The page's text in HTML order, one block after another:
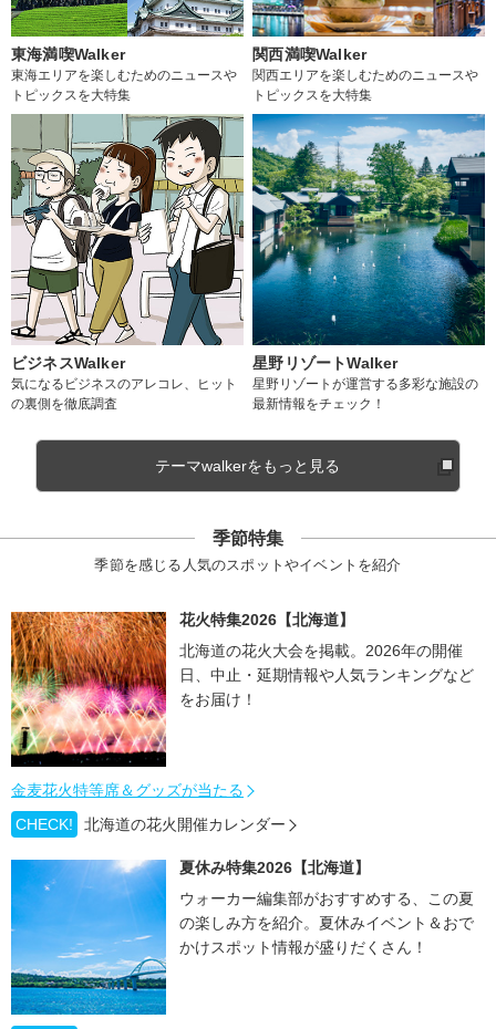
東海満喫Walker
東海エリアを楽しむためのニュースや
トピックスを大特集
関西満喫Walker
関西エリアを楽しむためのニュースや
トピックスを大特集
ビジネスWalker
気になるビジネスのアレコレ、ヒット
の裏側を徹底調査
星野リゾートWalker
星野リゾートが運営する多彩な施設の
最新情報をチェック！
テーマwalkerをもっと見る
季節特集
季節を感じる人気のスポットやイベントを紹介
花火特集2026【北海道】
北海道の花火大会を掲載。2026年の開催
日、中止・延期情報や人気ランキングなど
をお届け！
金麦花火特等席＆グッズが当たる
CHECK!
北海道の花火開催カレンダー
夏休み特集2026【北海道】
ウォーカー編集部がおすすめする、この夏
の楽しみ方を紹介。夏休みイベント＆おで
かけスポット情報が盛りだくさん！